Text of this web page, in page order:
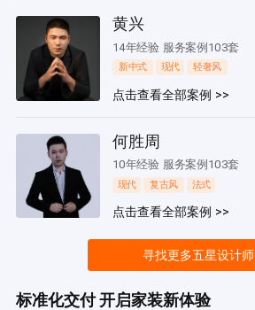
黄兴
14年经验 服务案例103套
新中式 现代 轻奢风
点击查看全部案例 >>
何胜周
10年经验 服务案例103套
现代 复古风 法式
点击查看全部案例 >>
寻找更多五星设计师
标准化交付 开启家装新体验